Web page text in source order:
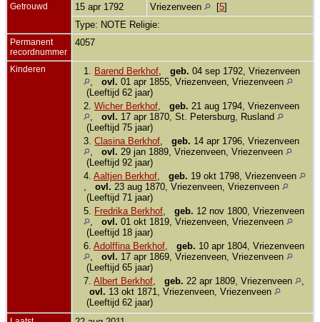
Getrouwd 15 apr 1792 Vriezenveen [5]
Type: NOTE Religie:
Permanent
recordnummer
4057
Kinderen 1. Barend Berkhof geb. 04 sep 1792, Vriezenveen
ovl. 01 apr 1855, Vriezenveen, Vriezenveen
(Leeftijd 62 jaar)
2. Wicher Berkhof geb. 21 aug 1794, Vriezenveen
ovl. 17 apr 1870, St. Petersburg, Rusland
(Leeftijd 75 jaar)
3. Clasina Berkhof geb. 14 apr 1796, Vriezenveen
ovl. 29 jan 1889, Vriezenveen, Vriezenveen
(Leeftijd 92 jaar)
4. Aaltjen Berkhof geb. 19 okt 1798, Vriezenveen
ovl. 23 aug 1870, Vriezenveen, Vriezenveen
(Leeftijd 71 jaar)
5.
Fredrika Berkhof geb. 12 nov 1800, Vriezenveen
ovl. 01 okt 1819, Vriezenveen, Vriezenveen
(Leeftijd 18 jaar)
6. Adolffina Berkhof geb. 10 apr 1804, Vriezenveen
ovl. 17 apr 1869, Vriezenveen, Vriezenveen
(Leeftijd 65 jaar)
7. Albert Berkhof geb. 22 apr 1809, Vriezenveen
ovl. 13 okt 1871, Vriezenveen, Vriezenveen
(Leeftijd 62 jaar)